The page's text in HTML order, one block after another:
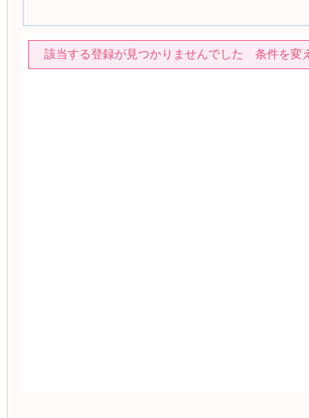
該当する登録が見つかりませんでした 条件を